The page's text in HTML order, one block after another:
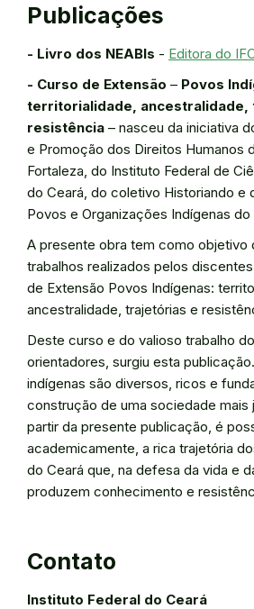
Publicações
- Livro dos NEABIs - Editora do
- Curso de Extensão – Povos
territorialidade, ancestralidade,
resistência – nasceu da iniciativa
e Promoção dos Direitos Humanos
Fortaleza, do Instituto Federal de
do Ceará, do coletivo Historiando e
Povos e Organizações Indígenas do
A presente obra tem como objetivo
trabalhos realizados pelos
de Extensão Povos Indígenas:
ancestralidade, trajetórias e
Deste curso e do valioso trabalho
orientadores, surgiu esta
indígenas são diversos, ricos e
construção de uma sociedade mais
partir da presente publicação, é
academicamente, a rica trajetória
do Ceará que, na defesa da vida e
produzem conhecimento e
Contato
Instituto Federal do Ceará